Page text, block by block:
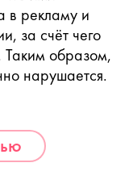
в рекламу и
за счёт чего
Таким образом,
нарушается.